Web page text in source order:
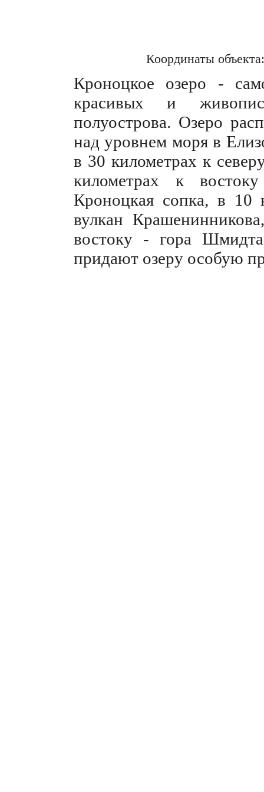
Координаты
Кроноцкое озеро -
красивых и
полуострова. Озеро
над уровнем моря в
в 30 километрах к
километрах к
Кроноцкая сопка, в 10
вулкан
востоку - гора
придают озеру особую